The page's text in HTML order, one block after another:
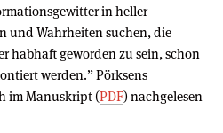
in heller
und Wahrheiten suchen, die
habhaft geworden zu sein, schon
werden.” Pörksens
im Manuskript (PDF) nachgelesen